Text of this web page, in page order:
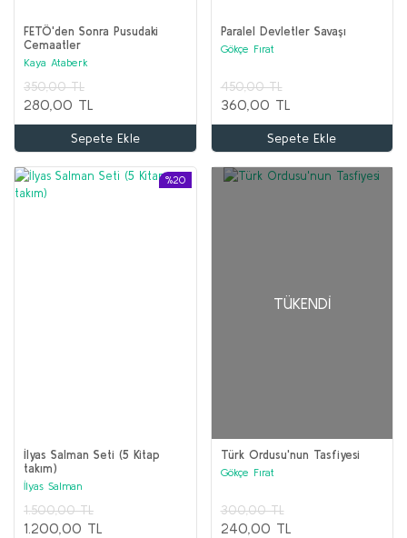
FETÖ'den Sonra Pusudaki
Cemaatler
Kaya Ataberk
350,00 TL
280,00 TL
Sepete Ekle
Paralel Devletler Savaşı
Gökçe Fırat
450,00 TL
360,00 TL
Sepete Ekle
%20
İlyas Salman Seti (5 Kitap
takım)
İlyas Salman
1.500,00 TL
1.200,00 TL
TÜKENDI
Türk Ordusu'nun Tasfiyesi
Gökçe Fırat
300,00 TL
240,00 TL